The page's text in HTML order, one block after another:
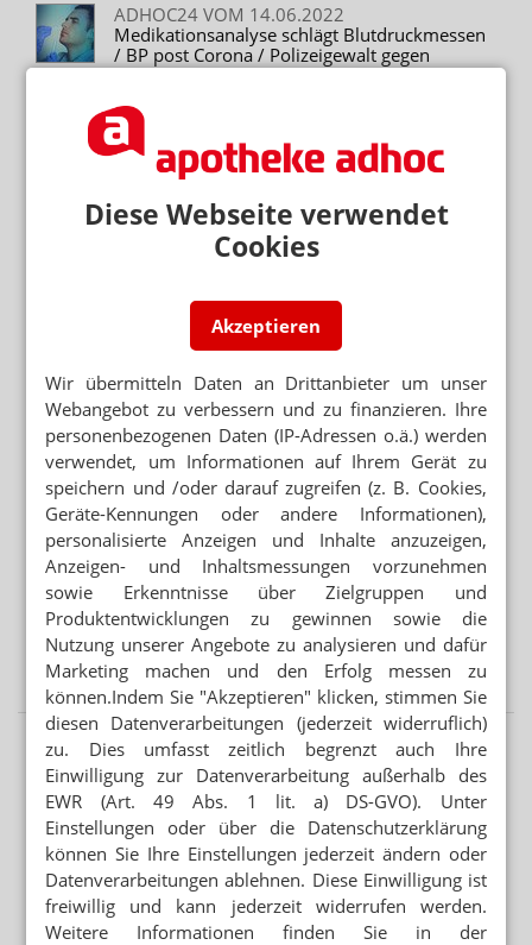
Diese Webseite verwendet
Cookies
Akzeptieren
Wir übermitteln Daten an Drittanbieter um unser
Webangebot zu verbessern und zu finanzieren. Ihre
personenbezogenen Daten (IP-Adressen o.ä.) werden
verwendet, um Informationen auf Ihrem Gerät zu
speichern und /oder darauf zugreifen (z. B. Cookies,
Geräte-Kennungen oder andere Informationen),
personalisierte Anzeigen und Inhalte anzuzeigen,
Anzeigen- und Inhaltsmessungen vorzunehmen
sowie Erkenntnisse über Zielgruppen und
Produktentwicklungen zu gewinnen sowie die
Nutzung unserer Angebote zu analysieren und dafür
Marketing machen und den Erfolg messen zu
können.Indem Sie "Akzeptieren" klicken, stimmen Sie
diesen Datenverarbeitungen (jederzeit widerruflich)
zu. Dies umfasst zeitlich begrenzt auch Ihre
Einwilligung zur Datenverarbeitung außerhalb des
EWR (Art. 49 Abs. 1 lit. a) DS-GVO). Unter
Einstellungen oder über die Datenschutzerklärung
können Sie Ihre Einstellungen jederzeit ändern oder
Datenverarbeitungen ablehnen. Diese Einwilligung ist
freiwillig und kann jederzeit widerrufen werden.
Weitere Informationen finden Sie in der
ADHOC24 VOM 14.06.2022
Medikationsanalyse schlägt Blutdruckmessen
/ BP post Corona / Polizeigewalt gegen
Apotheker
Mehr zum Thema
RETAXATIONEN IM GRIFF
Weniger Retax: „Bin begeistert vom E-Rezept“
Patientenprogramme: Hintermann reich, Apotheker
REZEPTKONTROLLE VOR ABGABE
Echtzeitprüfung: GfS gibt Retax-Garantie
Mehr aus Ressort
GESETZGEBER MUSS HANDELN
Urteil verbietet Rezepturen im Sprechstundenbedarf
„AUTOMATISIERTE AUSGABESTATIONEN“
Automat statt Apotheke: Ausnahme für Versender
WEITER FLAUTE IN APOTHEKEN
Erstes Halbjahr: 7 Prozent weniger OTC-Packungen